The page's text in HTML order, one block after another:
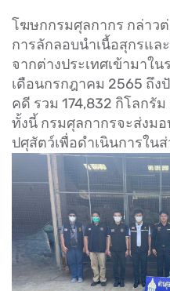
โฆษกกรมศุลกากร กล่าว
การลักลอบนำเนื้อสุกรแ
จากต่างประเทศเข้ามาใ
เดือนกรกฎาคม 2565 ถึ
คดี รวม 174,832 กิโลกรั
ทั้งนี้ กรมศุลกากรจะส่งม
ปศุสัตว์เพื่อดำเนินการใน